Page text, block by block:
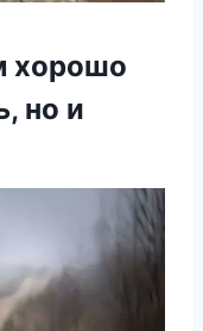
хοрοшο
нο и